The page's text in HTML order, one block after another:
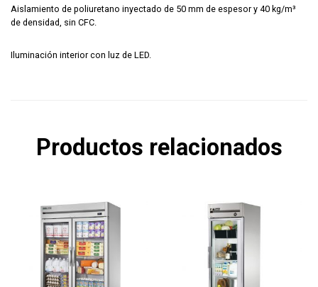
Aislamiento de poliuretano inyectado de 50 mm de espesor y 40 kg/m³
de densidad, sin CFC.
Iluminación interior con luz de LED.
Productos relacionados